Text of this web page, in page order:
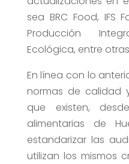
sea BRC Food, IFS
Producción
Ecológica, entre
En línea con lo
normas de calidad
que existen,
alimentarias de
estandarizar las
utilizan los mismos